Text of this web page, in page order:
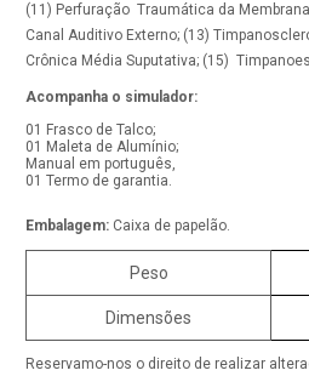
(11) Perfuração Traumática da
Canal Auditivo Externo; (13)
Crônica Média Suputativa; (15)
Acompanha o simulador:
01 Frasco de Talco;
01 Maleta de Alumínio;
Manual em português,
01 Termo de garantia.
Embalagem: Caixa de papelão.
Peso
Dimensões
Reservamo-nos o direito de realizar